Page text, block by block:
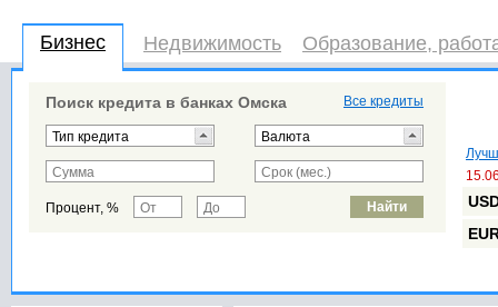
Бизнес Недвижимость Образование,
Поиск кредита в банках Омска Все кредиты
Процент, %